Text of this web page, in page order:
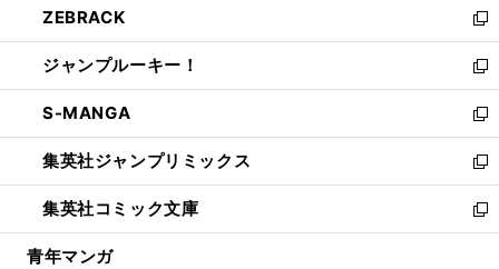
く
で
開
く
ド
ウ
で
開
く
ィ
ン
ド
ウ
で
開
く
い
ウ
ィ
ン
ド
ウ
で
開
く
ZEBRACK
新
し
い
ウ
ィ
ン
ド
ウ
で
開
ジャンプルーキー！
新
し
い
ウ
ィ
ン
ド
ウ
S-MANGA
新
し
い
ウ
ィ
ン
集英社ジャンプリミックス
新
し
い
ウ
集英社コミック文庫
新
し
青年マンガ